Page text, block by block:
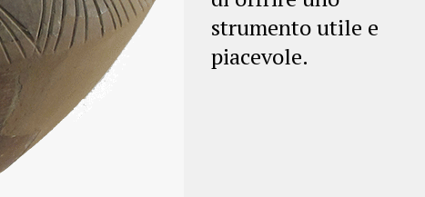
strumento utile e
piacevole.